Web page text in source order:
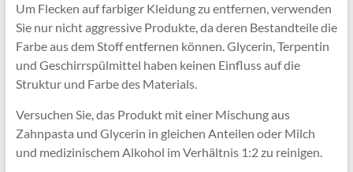
Um Flecken auf farbiger Kleidung zu entfernen, verwenden
Sie nur nicht aggressive Produkte, da deren Bestandteile die
Farbe aus dem Stoff entfernen können. Glycerin, Terpentin
und Geschirrspülmittel haben keinen Einfluss auf die
Struktur und Farbe des Materials.
Versuchen Sie, das Produkt mit einer Mischung aus
Zahnpasta und Glycerin in gleichen Anteilen oder Milch
und medizinischem Alkohol im Verhältnis 1:2 zu reinigen.